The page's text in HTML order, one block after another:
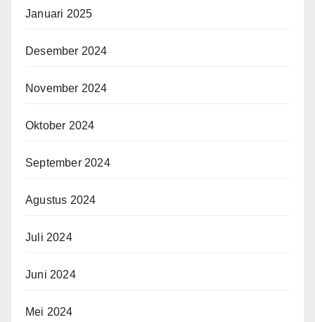
Januari 2025
Desember 2024
November 2024
Oktober 2024
September 2024
Agustus 2024
Juli 2024
Juni 2024
Mei 2024